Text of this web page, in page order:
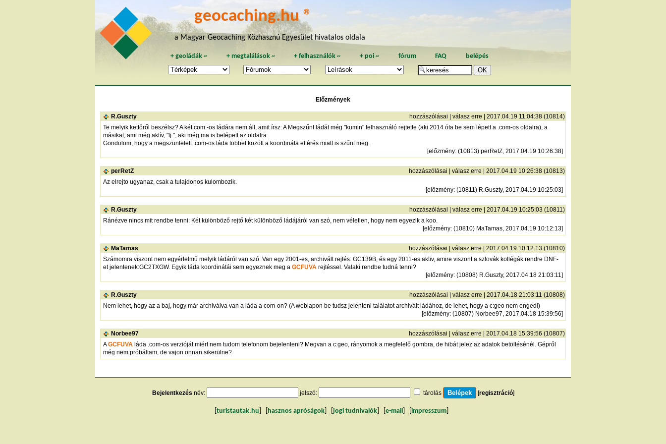
geocaching.hu ®
a Magyar Geocaching Közhasznú Egyesület hivatalos oldala
+geoládák ~ + megtalálások~ +felhasználók ~ + poi~ fórum FAQ belépés
Előzmények
R.Guszty hozzászólásai válasz erre | 2017.04.19 11:04:38 (10814)
Te melyik kettőről beszélsz? A két com.-os ládára nem áll, amit írsz: A Megszűnt ládát még "kumin" felhasználó rejtette (aki 2014 óta be sem lépett a .com-os oldalra), a
másikat, ami még aktív, "lj.", aki még ma is belépett az oldalra.
Gondolom, hogy a megszüntetett .com-os láda többet között a koordináta eltérés miatt is szűnt meg.
[előzmény: (10813) perRetZ, 2017.04.19 10:26:38]
perRetZ hozzászólásai válasz erre | 2017.04.19 10:26:38 (10813)
Az elrejto ugyanaz, csak a tulajdonos kulombozik.
[előzmény: (10811) R.Guszty, 2017.04.19 10:25:03]
R.Guszty hozzászólásai válasz erre | 2017.04.19 10:25:03 (10811)
Ránézve nincs mit rendbe tenni: Két különböző rejtő két különböző ládájáról van szó, nem véletlen, hogy nem egyezik a koo.
[előzmény: (10810) MaTamas, 2017.04.19 10:12:13]
MaTamas hozzászólásai válasz erre | 2017.04.19 10:12:13 (10810)
Számomra viszont nem egyértelmű melyik ládáról van szó. Van egy 2001-es, archivált rejtés: GC139B, és egy 2011-es aktiv, amire viszont a szlovák kollégák rendre DNF-
et jelentenek:GC2TXGW. Egyik láda koordinátái sem egyeznek meg a GCFUVA rejtéssel. Valaki rendbe tudná tenni?
[előzmény: (10808) R.Guszty, 2017.04.18 21:03:11]
R.Guszty hozzászólásai válasz erre | 2017.04.18 21:03:11 (10808)
Nem lehet, hogy az a baj, hogy már archiválva van a láda a com-on? (A weblapon be tudsz jelenteni találatot archivált ládához, de lehet, hogy a c:geo nem engedi)
[előzmény: (10807) Norbee97, 2017.04.18 15:39:56]
Norbee97 hozzászólásai válasz erre | 2017.04.18 15:39:56 (10807)
AGCFUVA láda .com-os verzióját miért nem tudom telefonom bejelenteni? Megvan a c:geo, rányomok a megfelelő gombra, de hibát jelez az adatok betöltésénél. Gépről
még nem próbáltam, de vajon onnan sikerülne?
Bejelentkezés név: jelszó: tárolás [regisztráció]
turistautak.hu hasznos apróságok jogi tudnivalók e-mail impresszum